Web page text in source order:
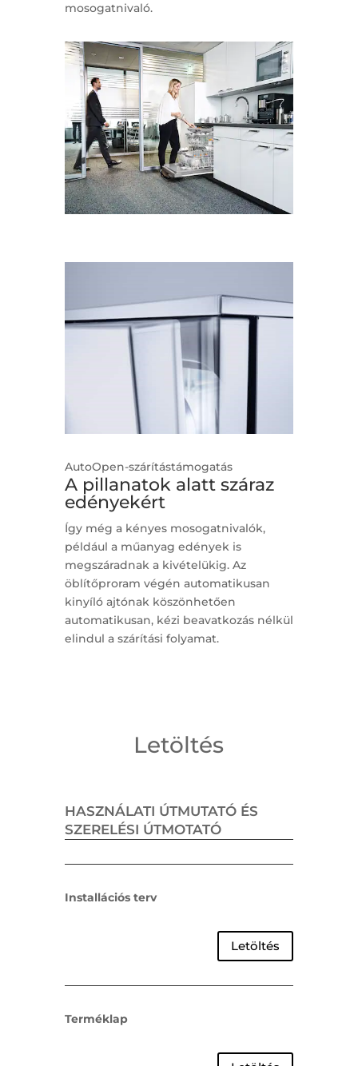
mosogatnivaló.
AutoOpen-szárítástámogatás
A pillanatok alatt száraz
edényekért
Így még a kényes mosogatnivalók,
például a műanyag edények is
megszáradnak a kivételükig. Az
öblítőproram végén automatikusan
kinyíló ajtónak köszönhetően
automatikusan, kézi beavatkozás nélkül
elindul a szárítási folyamat.
Letöltés
HASZNÁLATI ÚTMUTATÓ ÉS
SZERELÉSI ÚTMOTATÓ
Installációs terv
Letöltés
Terméklap